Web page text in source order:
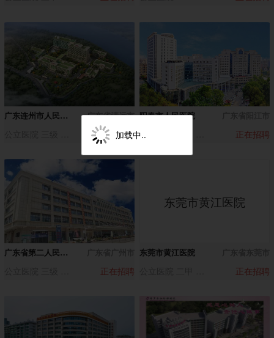
广东连州市人民医院 广东省清远市
公立医院 三级 500-1000人正在招聘
阳春市人民医院
公立医院 三级 1000-3000人正在招聘
广东省第二人民医院增城医院（广东省水电医院）
公立医院 三级 500-1000人正在招聘
东莞市黄江医院
东莞市黄江医院
公立医院 二甲 500-1000人正在招聘
加载中..